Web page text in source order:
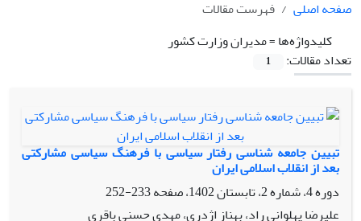
صفحه اصلی
فهرست مقالات
کلیدواژه‌ها =مدیران وزارت کشور
تعداد مقالات:
1
تبیین جامعه شناسی رفتار سیاسی با فرهنگ سیاسی مشارکتی
بعد از انقلاب اسلامی ایران
دوره 4، شماره 2، تابستان 1402، صفحه
233-252
علیرضا پهلوانی راد، بهناز اژدری، مهدی حسنی باقری